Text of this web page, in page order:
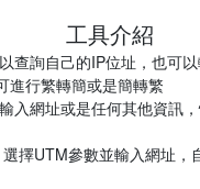
工具介紹
查詢自己的IP位址，也可
進行繁轉簡或是簡轉繁
入網址或是任何其他資訊
擇UTM參數並輸入網址，